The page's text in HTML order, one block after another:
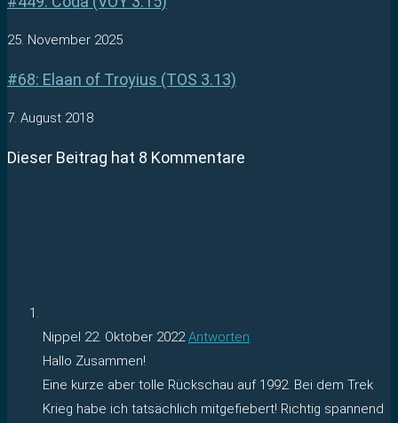
25. November 2025
#68: Elaan of Troyius (TOS 3.13)
7. August 2018
Dieser Beitrag hat 8 Kommentare
Nippel 22. Oktober 2022 Antworten
Hallo Zusammen!
Eine kurze aber tolle Rückschau auf 1992. Bei dem Trek
Krieg habe ich tatsächlich mitgefiebert! Richtig spannend